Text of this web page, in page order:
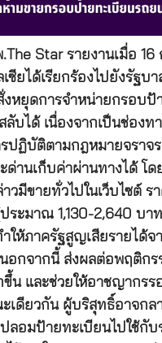
.The Star รายงานเมื่อ
เซียได้เรียกร้องไปยังรัฐบ
งหยุดการจำหน่ายกรอบป้
บได้ เนื่องจากเป็นช่องทา
ปฏิบัติตามกฎหมายจราจ
ะด่านเก็บค่าผ่านทางได้ โ
วมีขายทั่วไปในเว็บไซต์ ร
ระมาณ 1,130-2,640 บ
ให้ภาครัฐสูญเสียรายได้จ
อกจากนี้ ส่งผลต่อพฤติกร
น และช่วยให้อาชญากรร
เดียวกัน ผู้บริสุทธิ์อาจกล
ลอมป้ายทะเบียนไปใช้กั